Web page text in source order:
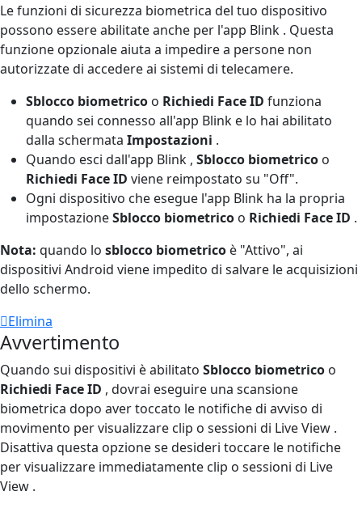
Le funzioni di sicurezza biometrica del tuo dispositivo
possono essere abilitate anche per l'app Blink . Questa
funzione opzionale aiuta a impedire a persone non
autorizzate di accedere ai sistemi di telecamere.
Sblocco biometrico o Richiedi Face ID funziona
quando sei connesso all'app Blink e lo hai abilitato
dalla schermata Impostazioni .
Quando esci dall'app Blink , Sblocco biometrico o
Richiedi Face ID viene reimpostato su "Off".
Ogni dispositivo che esegue l'app Blink ha la propria
impostazioneSblocco biometrico o Richiedi Face ID .
Nota: quando lo sblocco biometrico è "Attivo", ai
dispositivi Android viene impedito di salvare le acquisizioni
dello schermo.
Elimina
Avvertimento
Quando sui dispositivi è abilitato Sblocco biometrico o
Richiedi Face ID , dovrai eseguire una scansione
biometrica dopo aver toccato le notifiche di avviso di
movimento per visualizzare clip o sessioni di Live View .
Disattiva questa opzione se desideri toccare le notifiche
per visualizzare immediatamente clip o sessioni di Live
View .